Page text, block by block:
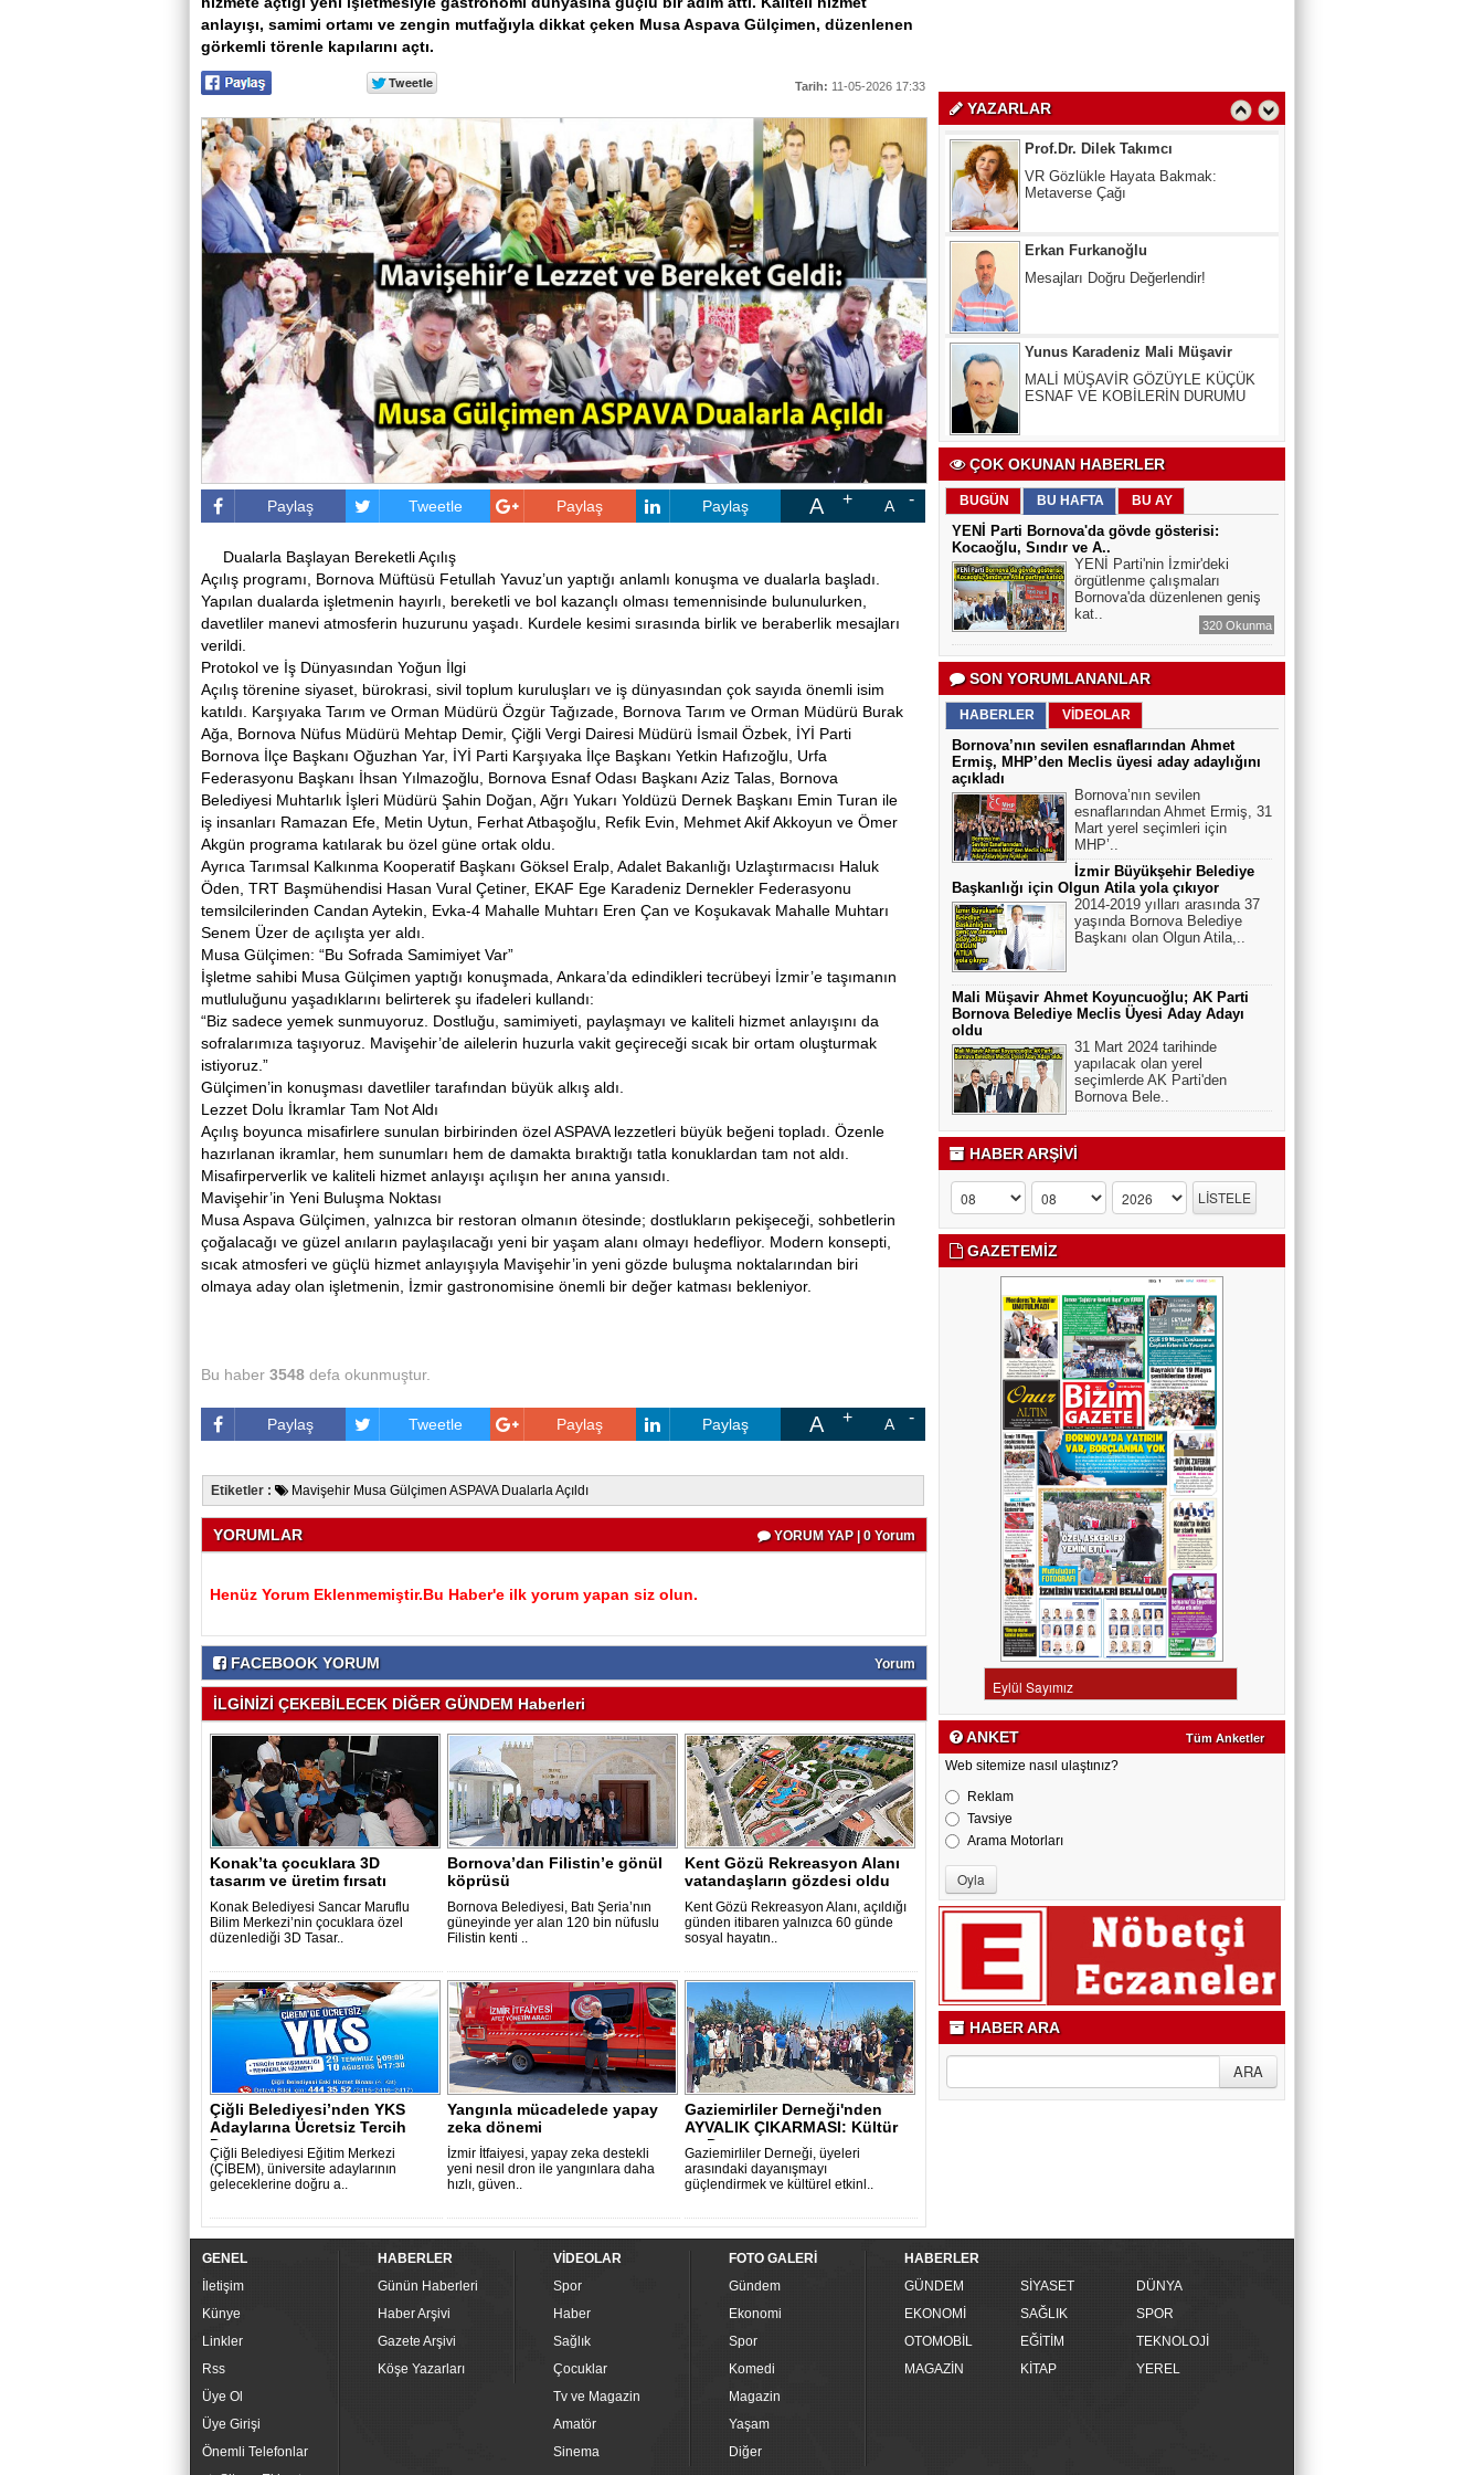
anlayışı, samimi ortamı ve zengin mutfağıyla dikkat çeken Musa Aspava Gülçimen, düzenlenen
görkemli törenle kapılarını açtı.
Tarih: 11-05-2026 17:33
Paylaş Tweetle Paylaş Paylaş A A
Dualarla Başlayan Bereketli Açılış
Açılış programı, Bornova Müftüsü Fetullah Yavuz’un yaptığı anlamlı konuşma ve dualarla başladı.
Yapılan dualarda işletmenin hayırlı, bereketli ve bol kazançlı olması temennisinde bulunulurken,
davetliler manevi atmosferin huzurunu yaşadı. Kurdele kesimi sırasında birlik ve beraberlik mesajları
verildi.
Protokol ve İş Dünyasından Yoğun İlgi
Açılış törenine siyaset, bürokrasi, sivil toplum kuruluşları ve iş dünyasından çok sayıda önemli isim
katıldı. Karşıyaka Tarım ve Orman Müdürü Özgür Tağızade, Bornova Tarım ve Orman Müdürü Burak
Ağa, Bornova Nüfus Müdürü Mehtap Demir, Çiğli Vergi Dairesi Müdürü İsmail Özbek, İYİ Parti
Bornova İlçe Başkanı Oğuzhan Yar, İYİ Parti Karşıyaka İlçe Başkanı Yetkin Hafızoğlu, Urfa
Federasyonu Başkanı İhsan Yılmazoğlu, Bornova Esnaf Odası Başkanı Aziz Talas, Bornova
Belediyesi Muhtarlık İşleri Müdürü Şahin Doğan, Ağrı Yukarı Yoldüzü Dernek Başkanı Emin Turan ile
iş insanları Ramazan Efe, Metin Uytun, Ferhat Atbaşoğlu, Refik Evin, Mehmet Akif Akkoyun ve Ömer
Akgün programa katılarak bu özel güne ortak oldu.
Ayrıca Tarımsal Kalkınma Kooperatif Başkanı Göksel Eralp, Adalet Bakanlığı Uzlaştırmacısı Haluk
Öden, TRT Başmühendisi Hasan Vural Çetiner, EKAF Ege Karadeniz Dernekler Federasyonu
temsilcilerinden Candan Aytekin, Evka-4 Mahalle Muhtarı Eren Çan ve Koşukavak Mahalle Muhtarı
Senem Üzer de açılışta yer aldı.
Musa Gülçimen: “Bu Sofrada Samimiyet Var”
İşletme sahibi Musa Gülçimen yaptığı konuşmada, Ankara’da edindikleri tecrübeyi İzmir’e taşımanın
mutluluğunu yaşadıklarını belirterek şu ifadeleri kullandı:
“Biz sadece yemek sunmuyoruz. Dostluğu, samimiyeti, paylaşmayı ve kaliteli hizmet anlayışını da
sofralarımıza taşıyoruz. Mavişehir’de ailelerin huzurla vakit geçireceği sıcak bir ortam oluşturmak
istiyoruz.”
Gülçimen’in konuşması davetliler tarafından büyük alkış aldı.
Lezzet Dolu İkramlar Tam Not Aldı
Açılış boyunca misafirlere sunulan birbirinden özel ASPAVA lezzetleri büyük beğeni topladı. Özenle
hazırlanan ikramlar, hem sunumları hem de damakta bıraktığı tatla konuklardan tam not aldı.
Misafirperverlik ve kaliteli hizmet anlayışı açılışın her anına yansıdı.
Mavişehir’in Yeni Buluşma Noktası
Musa Aspava Gülçimen, yalnızca bir restoran olmanın ötesinde; dostlukların pekişeceği, sohbetlerin
çoğalacağı ve güzel anıların paylaşılacağı yeni bir yaşam alanı olmayı hedefliyor. Modern konsepti,
sıcak atmosferi ve güçlü hizmet anlayışıyla Mavişehir’in yeni gözde buluşma noktalarından biri
olmaya aday olan işletmenin, İzmir gastronomisine önemli bir değer katması bekleniyor.
Bu haber 3548 defa okunmuştur.
Paylaş Tweetle Paylaş Paylaş A A
Etiketler : Mavişehir Musa Gülçimen ASPAVA Dualarla Açıldı
YORUMLAR YORUM YAP | 0 Yorum
Henüz Yorum Eklenmemiştir.Bu Haber'e ilk yorum yapan siz olun.
FACEBOOK YORUM Yorum
İLGİNİZİ ÇEKEBİLECEK DİĞER GÜNDEM Haberleri
Konak’ta çocuklara 3D
tasarım ve üretim fırsatı
Konak Belediyesi Sancar Maruflu
Bilim Merkezi’nin çocuklara özel
düzenlediği 3D Tasar..
Bornova’dan Filistin’e gönül
köprüsü
Bornova Belediyesi, Batı Şeria’nın
güneyinde yer alan 120 bin nüfuslu
Filistin kenti ..
Kent Gözü Rekreasyon Alanı
vatandaşların gözdesi oldu
Kent Gözü Rekreasyon Alanı, açıldığı
günden itibaren yalnızca 60 günde
sosyal hayatın..
Çiğli Belediyesi’nden YKS
Adaylarına Ücretsiz Tercih
Danışma..
Çiğli Belediyesi Eğitim Merkezi
(ÇİBEM), üniversite adaylarının
geleceklerine doğru a..
Yangınla mücadelede yapay
zeka dönemi
İzmir İtfaiyesi, yapay zeka destekli
yeni nesil dron ile yangınlara daha
hızlı, güven..
Gaziemirliler Derneği'nden
AYVALIK ÇIKARMASI: Kültür
ve Dost..
Gaziemirliler Derneği, üyeleri
arasındaki dayanışmayı
güçlendirmek ve kültürel etkinl..
YAZARLAR
VR Gözlükle Hayata Bakmak:
Metaverse Çağı
Erkan Furkanoğlu
Mesajları Doğru Değerlendir!
Yunus Karadeniz Mali Müşavir
Uzm. Dr. Veli Kala
Kalbinizdeki "Sessiz" Tehlike: Kan
Arslan Keskin
ELEKTRİKLİ SCOOTERLAR
YASAKLANMALI MI? GÜVENLİK Mİ,
ÖZGÜRLÜK MÜ?
ÇOK OKUNAN HABERLER
BUGÜN BU HAFTA BU AY
YENİ Parti Bornova'da gövde gösterisi:
Kocaoğlu, Sındır ve A..
YENİ Parti'nin İzmir'deki
örgütlenme çalışmaları
Bornova'da düzenlenen geniş
kat..
320 Okunma
SON YORUMLANANLAR
HABERLER VİDEOLAR
Bornova’nın sevilen esnaflarından Ahmet
Ermiş, MHP’den Meclis üyesi aday adaylığını
açıkladı
Bornova’nın sevilen
esnaflarından Ahmet Ermiş, 31
Mart yerel seçimleri için
MHP’..
İzmir Büyükşehir Belediye
Başkanlığı için Olgun Atila yola çıkıyor
2014-2019 yılları arasında 37
yaşında Bornova Belediye
Başkanı olan Olgun Atila,..
Mali Müşavir Ahmet Koyuncuoğlu; AK Parti
Bornova Belediye Meclis Üyesi Aday Adayı
oldu
31 Mart 2024 tarihinde
yapılacak olan yerel
seçimlerde AK Parti'den
Bornova Bele..
HABER ARŞİVİ
GAZETEMİZ
ANKET Tüm Anketler
Web sitemize nasıl ulaştınız?
Reklam
Tavsiye
Arama Motorları
HABER ARA
GENEL
İletişim
Künye
Linkler
Rss
Üye Ol
Üye Girişi
Önemli Telefonlar
HABERLER
Günün Haberleri
Haber Arşivi
Gazete Arşivi
Köşe Yazarları
VİDEOLAR
Spor
Haber
Sağlık
Çocuklar
Tv ve Magazin
Amatör
Sinema
FOTO GALERİ
Gündem
Ekonomi
Spor
Komedi
Magazin
Yaşam
Diğer
HABERLER
GÜNDEM
SİYASET
DÜNYA
EKONOMİ
SAĞLIK
SPOR
OTOMOBİL
EĞİTİM
TEKNOLOJİ
MAGAZİN
KİTAP YEREL